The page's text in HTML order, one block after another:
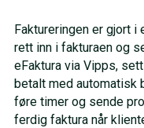
Faktureringen er gjort i
rett inn i fakturaen og
eFaktura via Vipps,
betalt med automatisk
føre timer og sende
ferdig faktura når